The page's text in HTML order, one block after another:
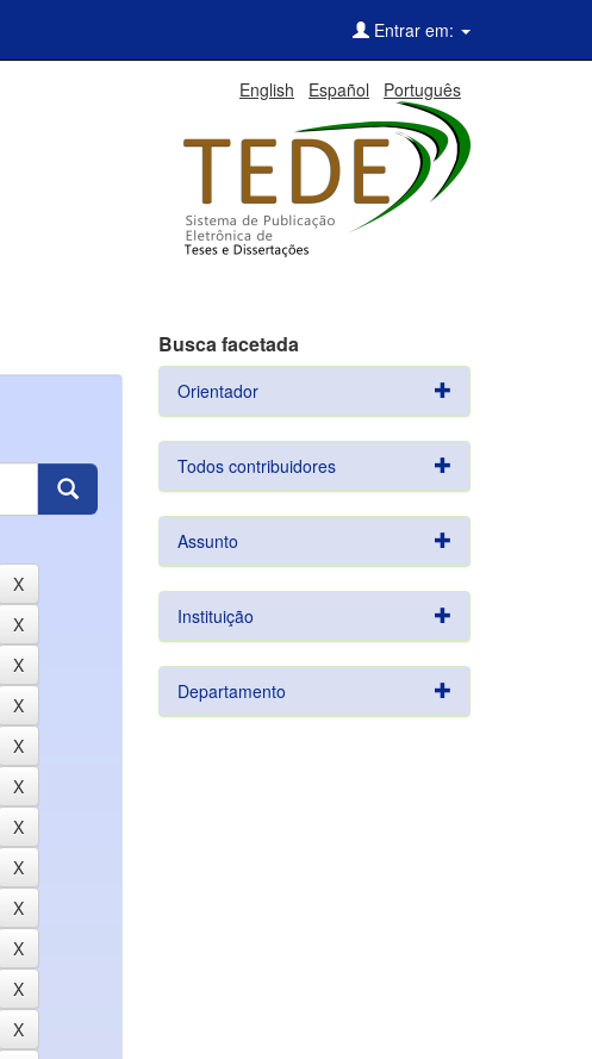
Entrar em:
English Español Português
Busca facetada
Orientador
Todos contribuidores
Assunto
Instituição
Departamento